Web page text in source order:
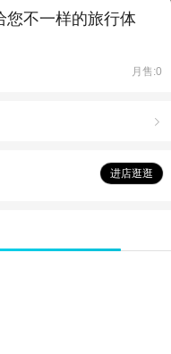
您不一样的旅行体
月售:0

进店逛逛